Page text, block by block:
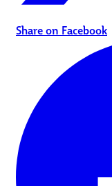
Share on Facebook